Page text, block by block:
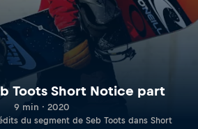
Toots Short Notice part
9 min · 2020
du segment de Seb Toots dans Short